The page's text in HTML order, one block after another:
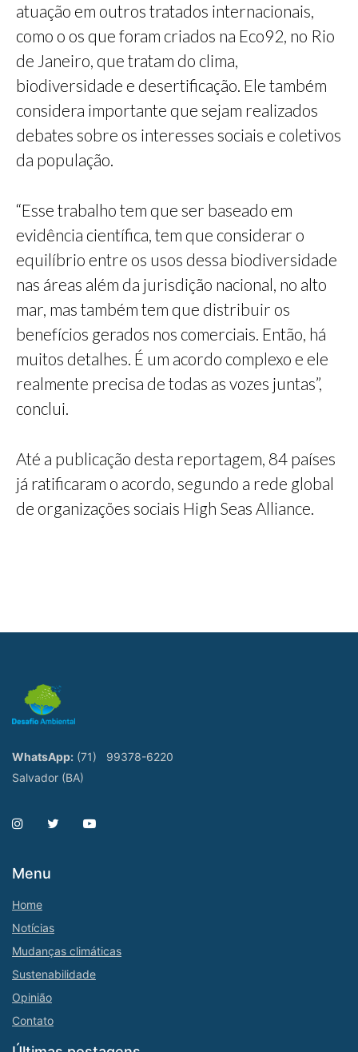
atuação em outros tratados internacionais,
como o os que foram criados na Eco92, no Rio
de Janeiro, que tratam do clima,
biodiversidade e desertificação. Ele também
considera importante que sejam realizados
debates sobre os interesses sociais e coletivos
da população.
“Esse trabalho tem que ser baseado em
evidência científica, tem que considerar o
equilíbrio entre os usos dessa biodiversidade
nas áreas além da jurisdição nacional, no alto
mar, mas também tem que distribuir os
benefícios gerados nos comerciais. Então, há
muitos detalhes. É um acordo complexo e ele
realmente precisa de todas as vozes juntas”,
conclui.
Até a publicação desta reportagem, 84 países
já ratificaram o acordo, segundo a rede global
de organizações sociais High Seas Alliance.
WhatsApp: (71)
99378-6220
Salvador (BA)
Menu
Home
Notícias
Mudanças climáticas
Sustenabilidade
Opinião
Contato